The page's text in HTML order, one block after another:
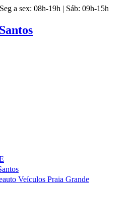
Seg a sex: 08h-19h | Sáb: 09h-15h
Veículos Praia Grande